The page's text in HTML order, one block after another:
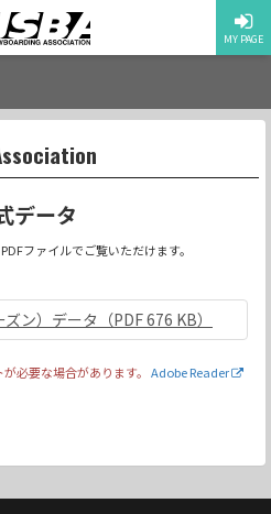
MY PAGE
データ
ファイルでご覧いただけます。
ン）データ（PDF 676 KB）
必要な場合があります。 Adobe Reader